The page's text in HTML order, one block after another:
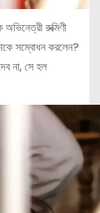
অভিনেত্রী রুক্মিণী
সম্বোধন করলেন?
না, সে হল